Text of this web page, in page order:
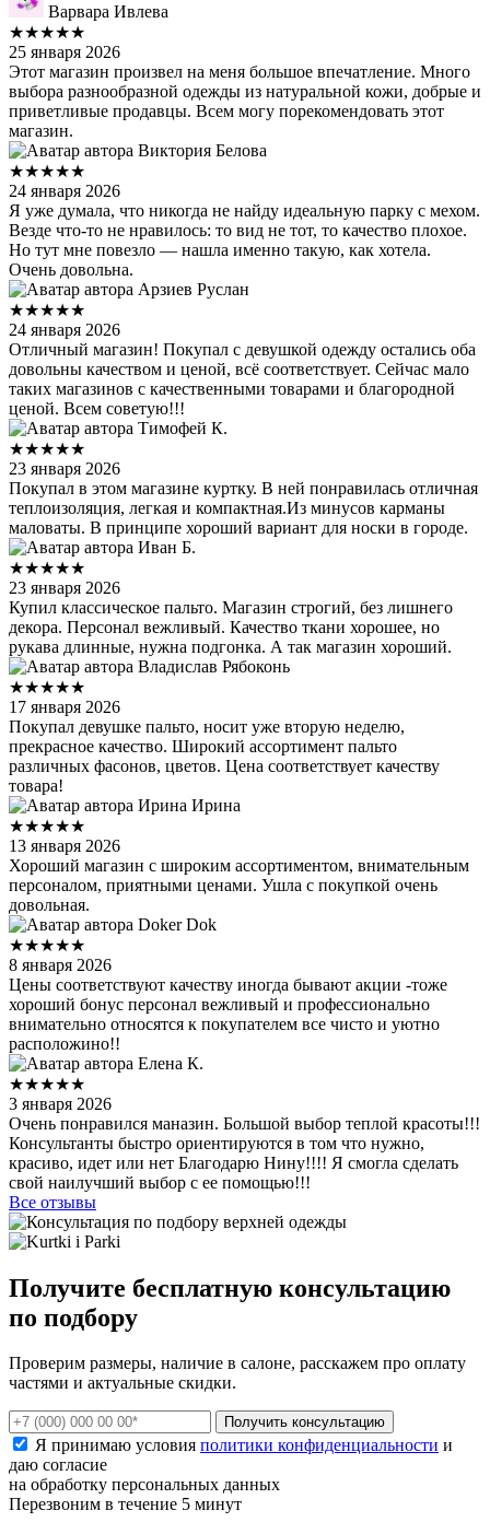
Варвара Ивлева
★★★★★
25 января 2026
Этот магазин произвел на меня большое впечатление. Много
выбора разнообразной одежды из натуральной кожи, добрые и
приветливые продавцы. Всем могу порекомендовать этот
магазин.
Виктория Белова
★★★★★
24 января 2026
Я уже думала, что никогда не найду идеальную парку с мехом.
Везде что‑то не нравилось: то вид не тот, то качество плохое.
Но тут мне повезло — нашла именно такую, как хотела.
Очень довольна.
Арзиев Руслан
★★★★★
24 января 2026
Отличный магазин! Покупал с девушкой одежду остались оба
довольны качеством и ценой, всё соответствует. Сейчас мало
таких магазинов с качественными товарами и благородной
ценой. Всем советую!!!
Тимофей К.
★★★★★
23 января 2026
Покупал в этом магазине куртку. В ней понравилась отличная
теплоизоляция, легкая и компактная.Из минусов карманы
маловаты. В принципе хороший вариант для носки в городе.
Иван Б.
★★★★★
23 января 2026
Купил классическое пальто. Магазин строгий, без лишнего
декора. Персонал вежливый. Качество ткани хорошее, но
рукава длинные, нужна подгонка. А так магазин хороший.
Владислав Рябоконь
★★★★★
17 января 2026
Покупал девушке пальто, носит уже вторую неделю,
прекрасное качество. Широкий ассортимент пальто
различных фасонов, цветов. Цена соответствует качеству
товара!
Ирина Ирина
★★★★★
13 января 2026
Хороший магазин с широким ассортиментом, внимательным
персоналом, приятными ценами. Ушла с покупкой очень
довольная.
Doker Dok
★★★★★
8 января 2026
Цены соответствуют качеству иногда бывают акции -тоже
хороший бонус персонал вежливый и профессионально
внимательно относятся к покупателем все чисто и уютно
расположино!!
Елена К.
★★★★★
3 января 2026
Очень понравился маназин. Большой выбор теплой красоты!!!
Консультанты быстро ориентируются в том что нужно,
красиво, идет или нет Благодарю Нину!!!! Я смогла сделать
свой наилучший выбор с ее помощью!!!
Все отзывы
Получите бесплатную консультацию
по подбору
Проверим размеры, наличие в салоне, расскажем про оплату
частями и актуальные скидки.
Получить консультацию
Я принимаю условия политики конфиденциальности и
даю согласие
на обработку персональных данных
Перезвоним в течение 5 минут